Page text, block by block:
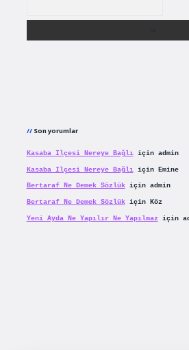
Son yorumlar
Kasaba Ilçesi Nereye Bağlıiçin admin
Kasaba Ilçesi Nereye Bağlıiçin Emine
Bertaraf Ne Demek Sözlükiçin admin
Bertaraf Ne Demek Sözlükiçin Köz
Yeni Ayda Ne Yapılır Ne Yapılmaziçin